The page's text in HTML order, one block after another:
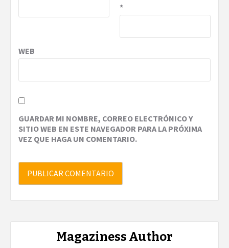
*
WEB
GUARDAR MI NOMBRE, CORREO ELECTRÓNICO Y
SITIO WEB EN ESTE NAVEGADOR PARA LA PRÓXIMA
VEZ QUE HAGA UN COMENTARIO.
Magaziness Author